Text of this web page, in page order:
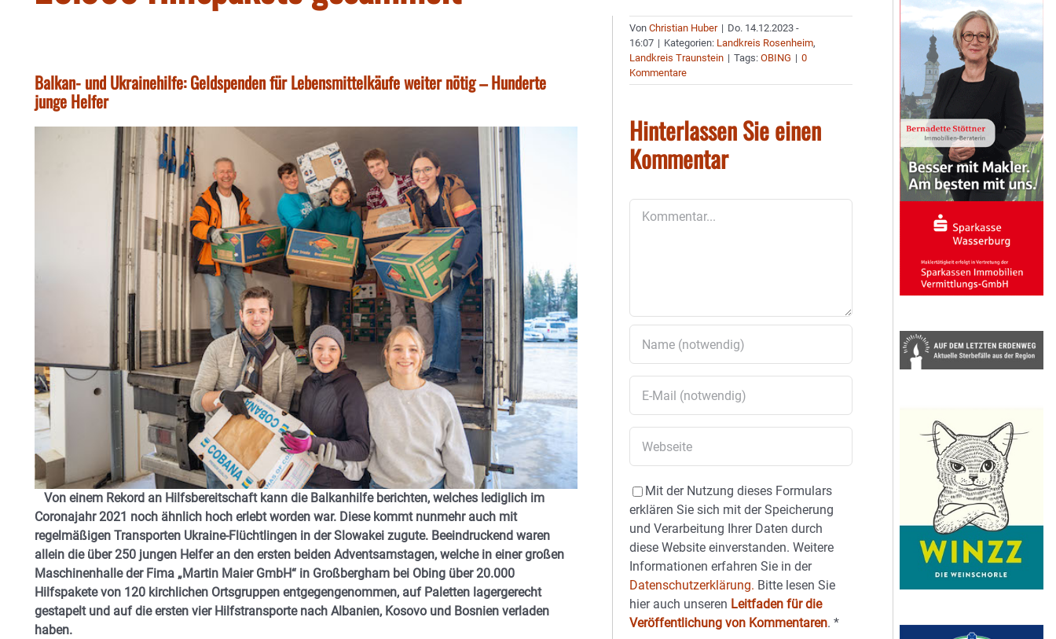
Balkan- und Ukrainehilfe: Geldspenden für Lebensmittelkäufe weiter nötig – Hunderte
junge Helfer
Von einem Rekord an Hilfsbereitschaft kann die Balkanhilfe berichten, welches lediglich im
Coronajahr 2021 noch ähnlich hoch erlebt worden war. Diese kommt nunmehr auch mit
regelmäßigen Transporten Ukraine-Flüchtlingen in der Slowakei zugute. Beeindruckend waren
allein die über 250 jungen Helfer an den ersten beiden Adventsamstagen, welche in einer großen
Maschinenhalle der Fima „Martin Maier GmbH“ in Großbergham bei Obing über 20.000
Hilfspakete von 120 kirchlichen Ortsgruppen entgegengenommen, auf Paletten lagergerecht
gestapelt und auf die ersten vier Hilfstransporte nach Albanien, Kosovo und Bosnien verladen
haben.
VonChristian Huber | Do. 14.12.2023 -
16:07 | Kategorien: Landkreis Rosenheim,
Landkreis Traunstein | Tags:OBING | 0
Kommentare
Hinterlassen Sie einen
Kommentar
Mit der Nutzung dieses Formulars
erklären Sie sich mit der Speicherung
und Verarbeitung Ihrer Daten durch
diese Website einverstanden. Weitere
Informationen erfahren Sie in der
Datenschutzerklärung. Bitte lesen Sie
hier auch unseren Leitfaden für die
Veröffentlichung von Kommentaren.*